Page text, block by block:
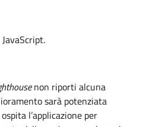
non riporti alcuna
sarà potenziata
l’applicazione per